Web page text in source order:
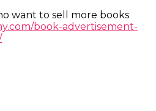
want to sell more books
book-advertisement-